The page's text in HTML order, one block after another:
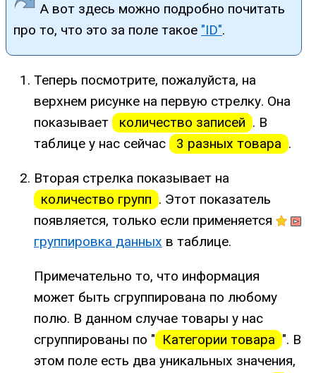
А вот здесь можно подробно почитать
про то, что это за поле такое "ID".
Теперь посмотрите, пожалуйста, на
верхнем рисунке на первую стрелку. Она
показывает
количество записей . В
таблице у нас сейчас
3 разных товара .
Вторая стрелка показывает на
количество групп . Этот показатель
появляется, только если применяется
группировка данных в таблице.
Примечательно то, что информация
может быть сгруппирована по любому
полю. В данном случае товары у нас
сгруппированы по " Категории товара ". В
этом поле есть два уникальных значения,